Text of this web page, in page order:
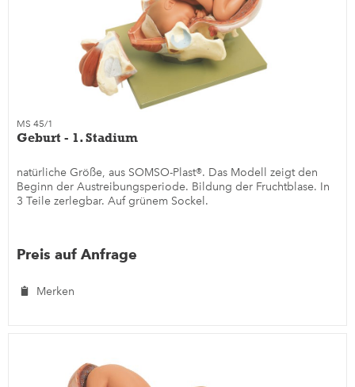
MS 45/1
Geburt - 1. Stadium
natürliche Größe, aus SOMSO-Plast®. Das Modell zeigt den
Beginn der Austreibungsperiode. Bildung der Fruchtblase. In
3 Teile zerlegbar. Auf grünem Sockel.
Preis auf Anfrage
Merken